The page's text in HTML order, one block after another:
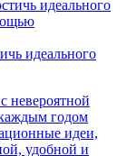
идеального
невероятной
годом
идеи,
удобной и